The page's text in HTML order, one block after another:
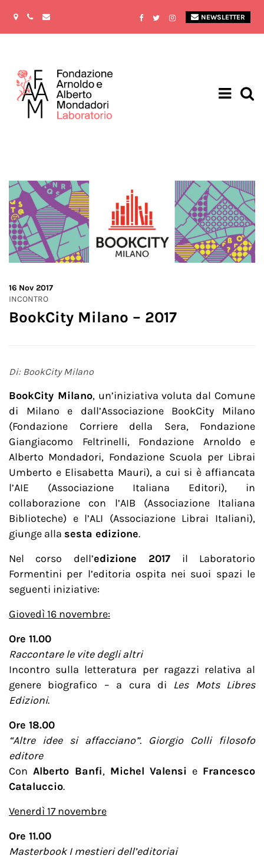
NEWSLETTER
16 Nov 2017
INCONTRO
BookCity Milano – 2017
Di: BookCity Milano
BookCity Milano, un’iniziativa voluta dal Comune
di Milano e dall’Associazione BookCity Milano
(Fondazione Corriere della Sera, Fondazione
Giangiacomo Feltrinelli, Fondazione Arnoldo e
Alberto Mondadori, Fondazione Scuola per Librai
Umberto e Elisabetta Mauri), a cui si è affiancata
l’AIE (Associazione Italiana Editori), in
collaborazione con l’AIB (Associazione Italiana
Biblioteche) e l’ALI (Associazione Librai Italiani),
giunge alla sesta edizione.
Nel corso dell’edizione 2017 il Laboratorio
Formentini per l’editoria ospita nei suoi spazi le
seguenti iniziative:
Giovedì 16 novembre:
Ore 11.00
Raccontare le vite degli altri
Incontro sulla letteratura per ragazzi relativa al
genere biografico – a cura di Les Mots Libres
Edizioni.
Ore 18.00
“Altre idee si affacciano”. Giorgio Colli filosofo
editore
Con Alberto Banfi, Michel Valensi e Francesco
Cataluccio.
Venerdì 17 novembre
Ore 11.00
Masterbook I mestieri dell’editoriai